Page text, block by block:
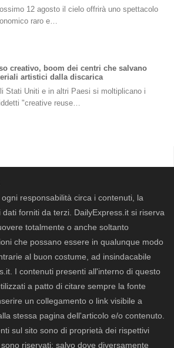
12 agosto il cielo offrirà uno spettacolo
raro e…
creativo, boom dei centri che salvano
artistici dalla discarica
Stati Uniti e in altri Paesi si moltiplicano i
"creative reuse…
responsabilità circa i contenuti, la
forniti da terzi. DailyExpress.it si riserva
totalmente o anche soltanto
che possano essere in qualunque modo
al buon costume, ad insindacabile
I contenuti presenti all'interno di questo
a patto di citare sempre la fonte
un collegamento o link visibile a
stessa pagina dell'articolo e/o contenuto.
sul sito sono di proprietà dei rispettivi
riservati; salvo dove diversamente